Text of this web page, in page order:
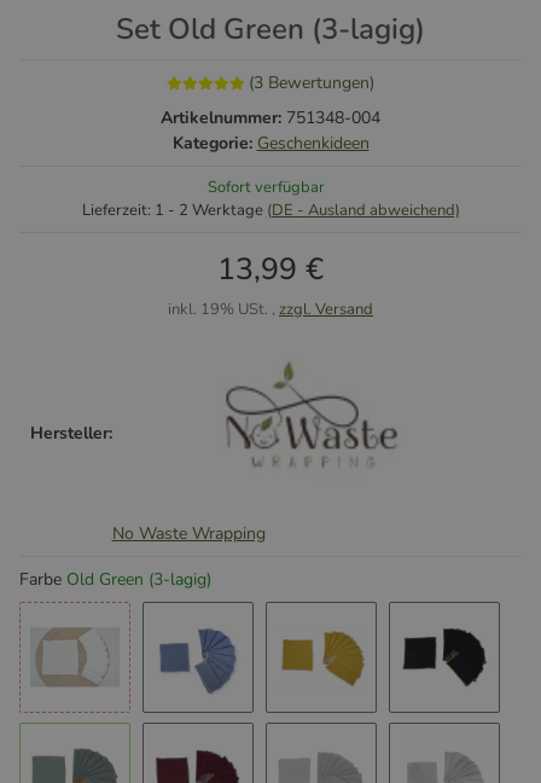
Set Old Green (3-lagig)
(3 Bewertungen)
Artikelnummer: 751348-004
Kategorie: Geschenkideen
Sofort verfügbar
Lieferzeit: 1 - 2 Werktage (DE - Ausland abweichend)
13,99 €
inkl. 19% USt. , zzgl. Versand
Hersteller:
No Waste Wrapping
Farbe Old Green (3-lagig)
Weiß (3-lagig)Lavendel (3-lagig)Senf (3-lagig)Schwarz